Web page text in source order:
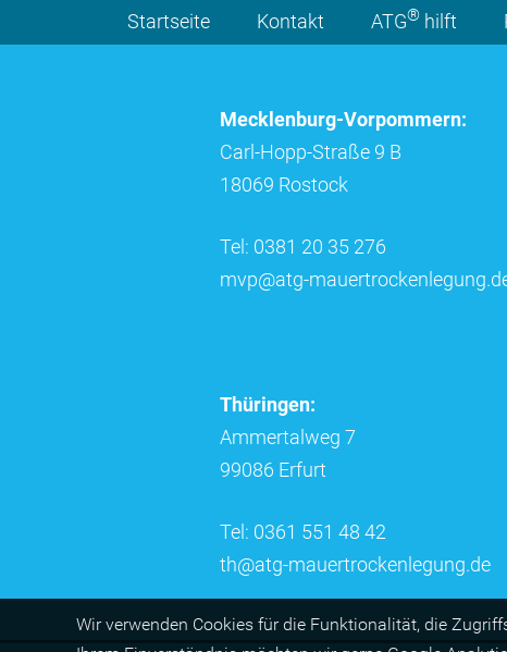
Startseite Kontakt ATG® hilft
Mecklenburg-Vorpommern:
Carl-Hopp-Straße 9 B
18069 Rostock
Tel: 0381 20 35 276
mvp@atg-
Thüringen:
Ammertalweg 7
99086 Erfurt
Tel: 0361 551 48 42
th@atg-mauertrockenlegung.de
Wir ver­wen­den Cookies für die Funktio­na­lität, die